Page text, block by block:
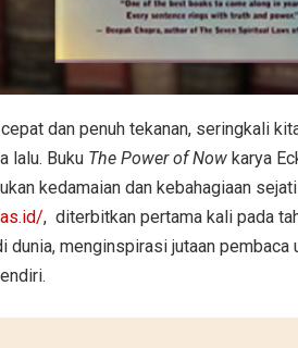
dan penuh tekanan, seringkali
lalu. Buku The Power of Now karya
kedamaian dan kebahagiaan
, diterbitkan pertama kali pada
dunia, menginspirasi jutaan